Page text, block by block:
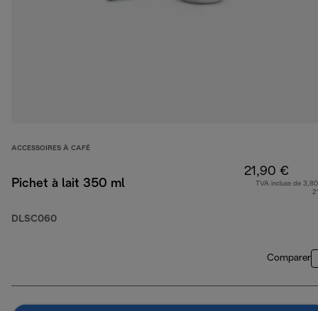
ACCESSOIRES À CAFÉ
Pichet à lait 350 ml
DLSC060
21,90 €
TVA incluse de
Comparer